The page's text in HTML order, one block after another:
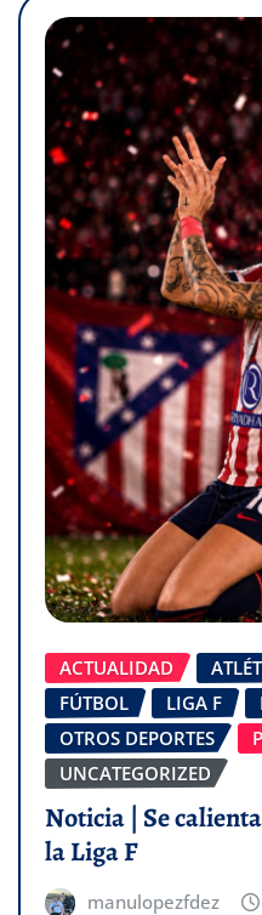
ACTUALIDAD
FÚTBOL
LIGA F
OTROS DEPORTES
UNCATEGORIZED
Noticia | Se
la Liga F
manulopezfdez